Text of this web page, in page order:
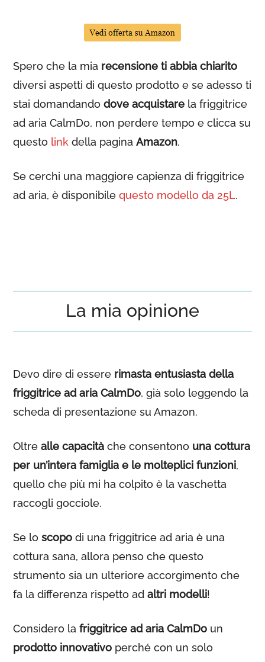
Spero che la mia recensione ti abbia chiarito
diversi aspetti di questo prodotto e se adesso ti
stai domandando dove acquistare la friggitrice
ad aria CalmDo, non perdere tempo e clicca su
questo link della paginaAmazon.
Se cerchi una maggiore capienza di friggitrice
ad aria, è disponibilequesto modello da 25L.
La mia opinione
Devo dire di essere rimasta entusiasta della
friggitrice ad aria CalmDo, già solo leggendo la
scheda di presentazione su Amazon.
Oltrealle capacità che consentono una cottura
per un’intera famiglia e le molteplici funzioni,
quello che più mi ha colpito è la vaschetta
raccogli gocciole.
Se loscopo di una friggitrice ad aria è una
cottura sana, allora penso che questo
strumento sia un ulteriore accorgimento che
fa la differenza rispetto adaltri modelli!
Considero lafriggitrice ad aria CalmDo un
prodotto innovativo perché con un solo